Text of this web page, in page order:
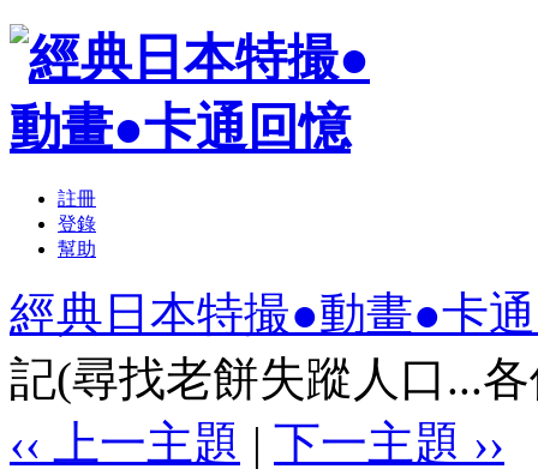
註冊
登錄
幫助
經典日本特撮●動畫●卡
記(尋找老餅失蹤人口...
‹‹ 上一主題 | 下一主題 ››